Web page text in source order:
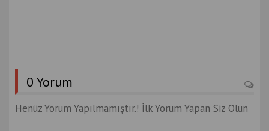
0 Yorum
Henüz Yorum Yapılmamıştır.! İlk Yorum Yapan Siz Olun